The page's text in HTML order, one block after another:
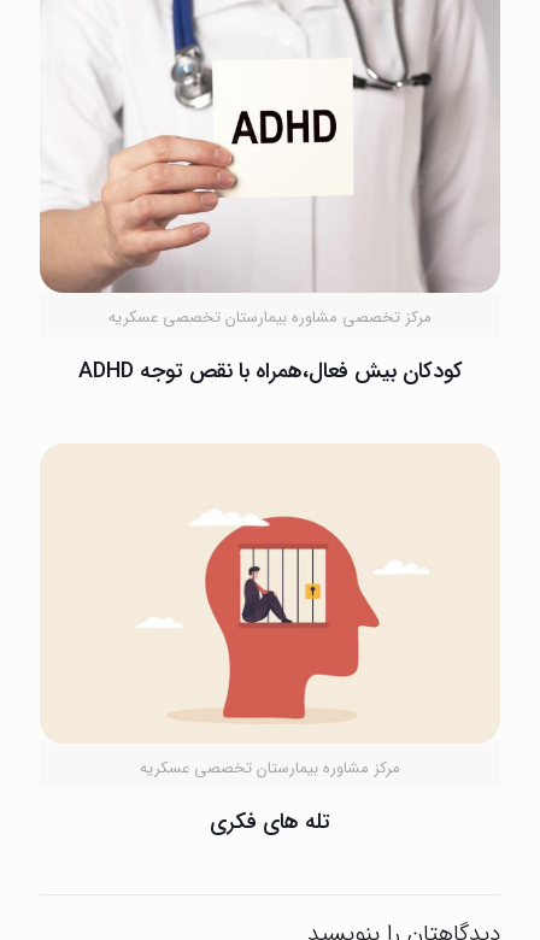
مرکز تخصصی مشاوره بیمارستان تخصصی عسکریه
کودکان بیش فعال،همراه با نقص توجه ADHD
مرکز مشاوره بیمارستان تخصصی عسکریه
تله های فکری